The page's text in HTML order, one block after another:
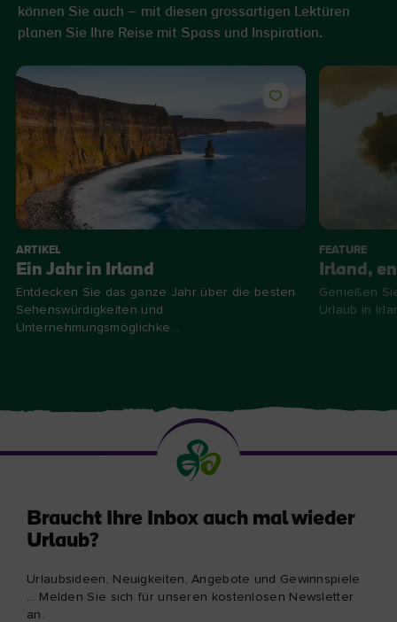
können Sie auch – mit diesen grossartigen Lektüren
planen Sie Ihre Reise mit Spass und Inspiration.
ARTIKEL
Ein Jahr in Irland
Entdecken Sie das ganze Jahr über die besten
Sehenswürdigkeiten und
Unternehmungsmöglichke...
FEATURE
Irland,
Genießen
Urlaub in
Braucht Ihre Inbox auch mal wieder
Urlaub?
Urlaubsideen, Neuigkeiten, Angebote und Gewinnspiele
... Melden Sie sich für unseren kostenlosen Newsletter
an.